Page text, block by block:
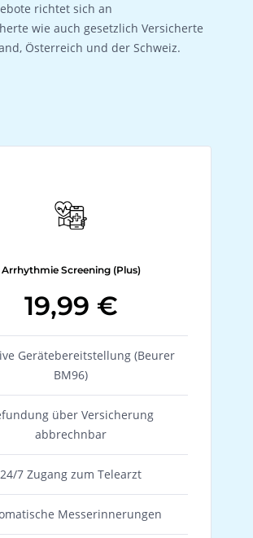
richtet sich an
wie auch gesetzlich Versicherte
Österreich und der Schweiz.
Arrhythmie Screening (Plus)
19,99 €
Gerätebereitstellung (Beurer
BM96)
über Versicherung
abbrechnbar
24/7 Zugang zum Telearzt
Messerinnerungen